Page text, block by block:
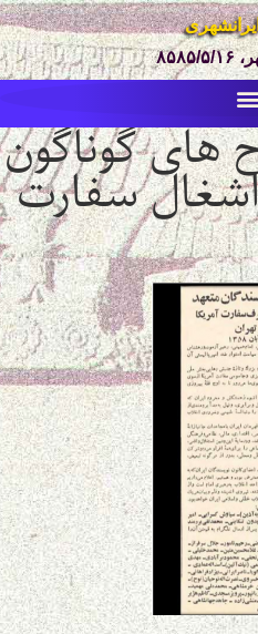
ایرانشهری
۵/۱۶
های گوناگون
سفارت